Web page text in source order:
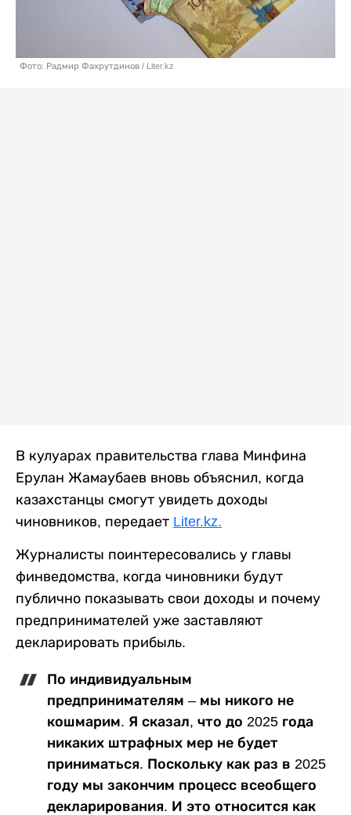
Фото: Радмир Фахрутдинов / Liter.kz
В кулуарах правительства глава Минфина
Ерулан Жамаубаев вновь объяснил, когда
казахстанцы смогут увидеть доходы
чиновников, передает Liter.kz.
Журналисты поинтересовались у главы
финведомства, когда чиновники будут
публично показывать свои доходы и почему
предпринимателей уже заставляют
декларировать прибыль.
По индивидуальным
предпринимателям – мы никого не
кошмарим. Я сказал, что до 2025 года
никаких штрафных мер не будет
приниматься. Поскольку как раз в 2025
году мы закончим процесс всеобщего
декларирования. И это относится как